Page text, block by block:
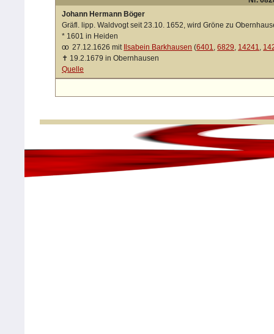
Johann Hermann Böger
Gräfl. lipp. Waldvogt seit 23.10. 1652, wird Gröne zu
* 1601 in Heiden
oo 27.12.1626 mit Ilsabein Barkhausen (6401,6829, 14241,
✝ 19.2.1679 in Obernhausen
Quelle